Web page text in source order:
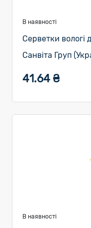
В наявності
Серветки вологі
Санвіта Груп
41.64 ₴
В наявності